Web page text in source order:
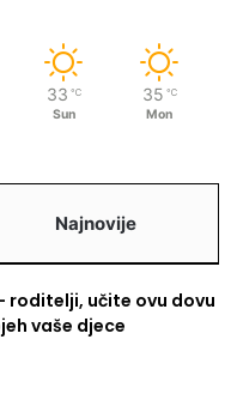
33 ℃
Sun
35 ℃
Mon
Najnovije
roditelji, učite ovu dovu
vaše djece